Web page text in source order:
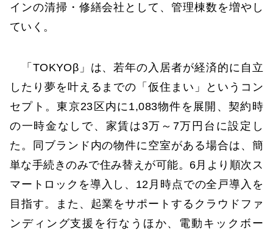
インの清掃・修繕会社として、管理棟数を増やし
ていく。
「TOKYOβ」は、若年の入居者が経済的に自立
したり夢を叶えるまでの「仮住まい」というコン
セプト。東京23区内に1,083物件を展開、契約時
の一時金なしで、家賃は3万～7万円台に設定し
た。同ブランド内の物件に空室がある場合は、簡
単な手続きのみで住み替えが可能。6月より順次ス
マートロックを導入し、12月時点での全戸導入を
目指す。また、起業をサポートするクラウドファ
ンディング支援を行なうほか、電動キックボー